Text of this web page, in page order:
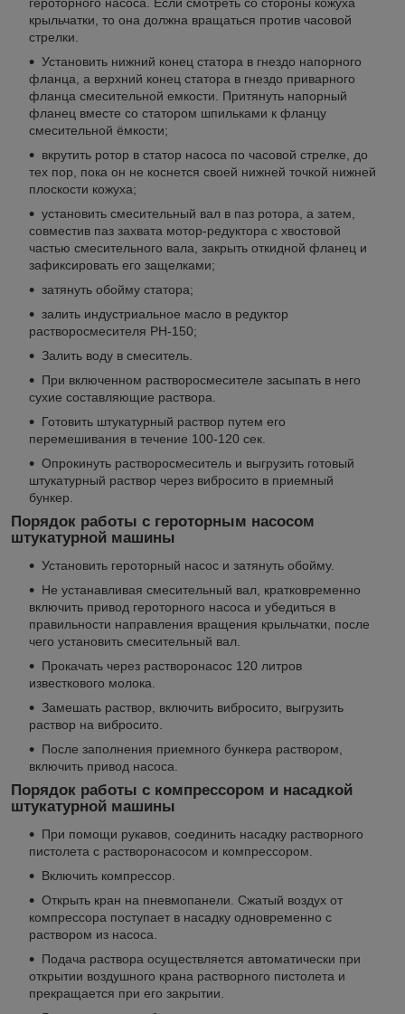
героторного насоса. Если смотреть со стороны кожуха
крыльчатки, то она должна вращаться против часовой
стрелки.
Установить нижний конец статора в гнездо напорного
фланца, а верхний конец статора в гнездо приварного
фланца смесительной емкости. Притянуть напорный
фланец вместе со статором шпильками к фланцу
смесительной ёмкости;
вкрутить ротор в статор насоса по часовой стрелке, до
тех пор, пока он не коснется своей нижней точкой нижней
плоскости кожуха;
установить смесительный вал в паз ротора, а затем,
совместив паз захвата мотор-редуктора с хвостовой
частью смесительного вала, закрыть откидной фланец и
зафиксировать его защелками;
затянуть обойму статора;
залить индустриальное масло в редуктор
растворосмесителя РН-150;
Залить воду в смеситель.
При включенном растворосмесителе засыпать в него
сухие составляющие раствора.
Готовить штукатурный раствор путем его
перемешивания в течение 100-120 сек.
Опрокинуть растворосмеситель и выгрузить готовый
штукатурный раствор через вибросито в приемный
бункер.
Порядок работы с героторным насосом
штукатурной машины
Установить героторный насос и затянуть обойму.
Не устанавливая смесительный вал, кратковременно
включить привод героторного насоса и убедиться в
правильности направления вращения крыльчатки, после
чего установить смесительный вал.
Прокачать через растворонасос 120 литров
известкового молока.
Замешать раствор, включить вибросито, выгрузить
раствор на вибросито.
После заполнения приемного бункера раствором,
включить привод насоса.
Порядок работы с компрессором и насадкой
штукатурной машины
При помощи рукавов, соединить насадку растворного
пистолета с растворонасосом и компрессором.
Включить компрессор.
Открыть кран на пневмопанели. Сжатый воздух от
компрессора поступает в насадку одновременно с
раствором из насоса.
Подача раствора осуществляется автоматически при
открытии воздушного крана растворного пистолета и
прекращается при его закрытии.